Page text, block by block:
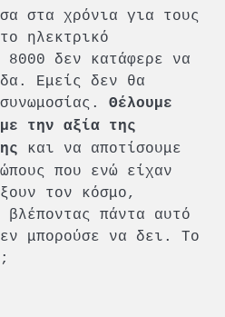
στα χρόνια για τους
ηλεκτρικό
δεν κατάφερε να
Εμείς δεν θα
Θέλουμε
την αξία της
και να αποτίσουμε
που ενώ είχαν
τον κόσμο,
βλέποντας πάντα αυτό
μπορούσε να δει. Το